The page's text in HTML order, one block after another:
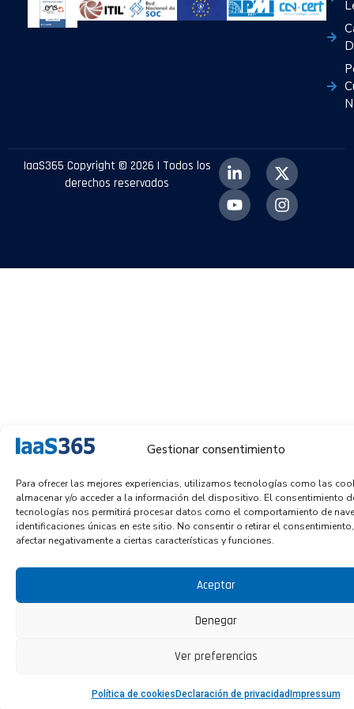
Gestionar consentimiento
Para ofrecer las mejores experiencias, utilizamos tecnologías como las
almacenar y/o acceder a la información del dispositivo. El consentimiento
tecnologías nos permitirá procesar datos como el comportamiento de
identificaciones únicas en este sitio. No consentir o retirar el
afectar negativamente a ciertas características y funciones.
Aceptar
Denegar
Ver preferencias
Política de cookies Declaración de privacidad Impressum
IaaS365 Copyright © 2026 | Todos los
derechos reservados